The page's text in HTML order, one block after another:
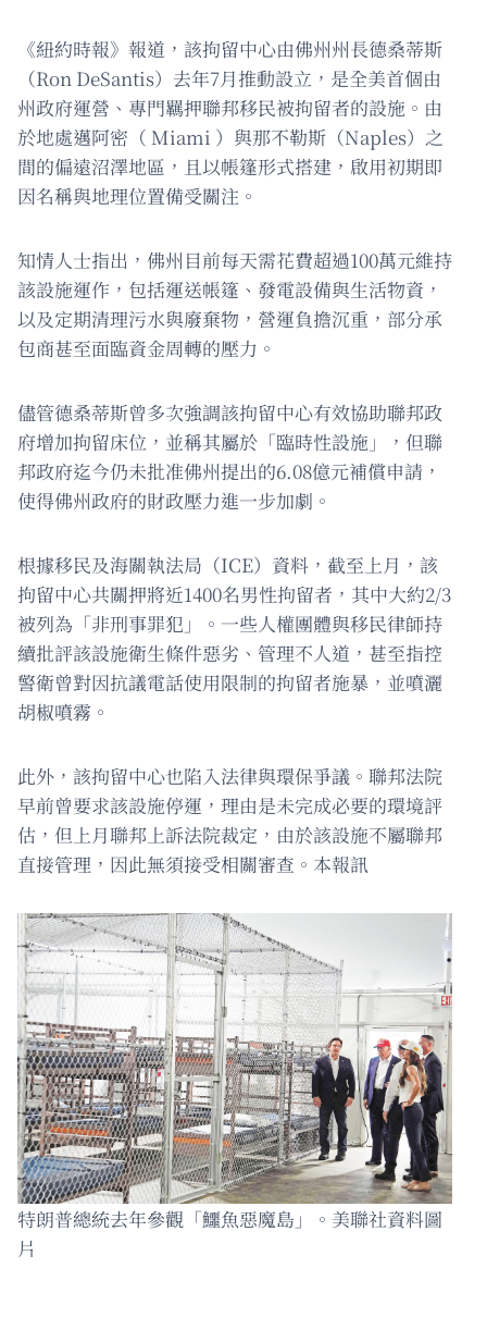
《紐約時報》報道，該拘留中心由佛州州長德桑蒂斯
（Ron DeSantis）去年7月推動設立，是全美首個由
州政府運營、專門羈押聯邦移民被拘留者的設施。由
於地處邁阿密（ Miami ）與那不勒斯（Naples）之
間的偏遠沼澤地區，且以帳篷形式搭建，啟用初期即
因名稱與地理位置備受關注。
知情人士指出，佛州目前每天需花費超過100萬元維持
該設施運作，包括運送帳篷、發電設備與生活物資，
以及定期清理污水與廢棄物，營運負擔沉重，部分承
包商甚至面臨資金周轉的壓力。
儘管德桑蒂斯曾多次強調該拘留中心有效協助聯邦政
府增加拘留床位，並稱其屬於「臨時性設施」，但聯
邦政府迄今仍未批准佛州提出的6.08億元補償申請，
使得佛州政府的財政壓力進一步加劇。
根據移民及海關執法局（ICE）資料，截至上月，該
拘留中心共關押將近1400名男性拘留者，其中大約2/3
被列為「非刑事罪犯」。一些人權團體與移民律師持
續批評該設施衛生條件惡劣、管理不人道，甚至指控
警衛曾對因抗議電話使用限制的拘留者施暴，並噴灑
胡椒噴霧。
此外，該拘留中心也陷入法律與環保爭議。聯邦法院
早前曾要求該設施停運，理由是未完成必要的環境評
估，但上月聯邦上訴法院裁定，由於該設施不屬聯邦
直接管理，因此無須接受相關審查。本報訊
特朗普總統去年參觀「鱷魚惡魔島」。美聯社資料圖
片